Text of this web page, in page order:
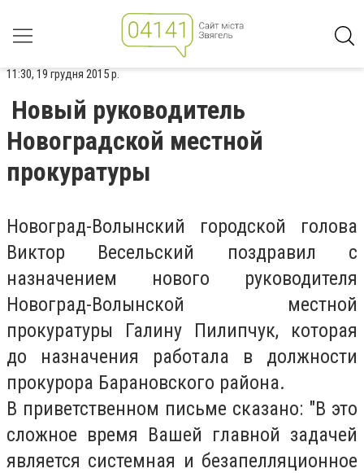
11:30, 19 грудня 2015 р.
Новый руководитель
Новоградской местной
прокуратуры
Новоград-Волынский городской голова
Виктор Весельский поздравил с
назначением нового руководителя
Новоград-Волынской местной
прокуратуры Галину Пилипчук, которая
до назначения работала в должности
прокурора Барановского района.
В приветственном письме сказано: "В это
сложное время Вашей главной задачей
является системная и безапелляционное